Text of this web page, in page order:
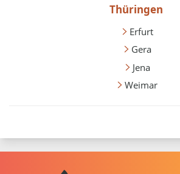
Thüringen
Erfurt
Gera
Jena
Weimar